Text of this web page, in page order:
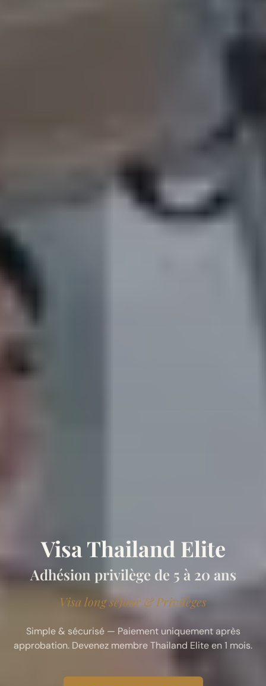
Visa Thailand Elite
Adhésion privilège de 5 à 20 ans
Visa long séjour & Privilèges
Simple & sécurisé — Paiement uniquement après
approbation. Devenez membre Thailand Elite en 1 mois.